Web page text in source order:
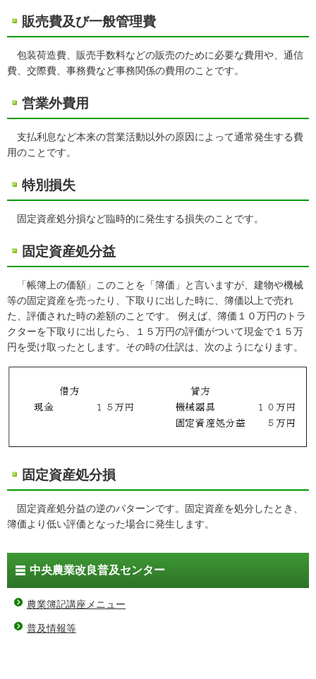
販売費及び一般管理費
包装荷造費、販売手数料などの販売のために必要な費用や、通信
費、交際費、事務費など事務関係の費用のことです。
営業外費用
支払利息など本来の営業活動以外の原因によって通常発生する費
用のことです。
特別損失
固定資産処分損など臨時的に発生する損失のことです。
固定資産処分益
「帳簿上の価額」このことを「簿価」と言いますが、建物や機械
等の固定資産を売ったり、下取りに出した時に、簿価以上で売れ
た、評価された時の差額のことです。 例えば、簿価１０万円のトラ
クターを下取りに出したら、１５万円の評価がついて現金で１５万
円を受け取ったとします。その時の仕訳は、次のようになります。
固定資産処分損
固定資産処分益の逆のパターンです。固定資産を処分したとき、
簿価より低い評価となった場合に発生します。
中央農業改良普及センター
農業簿記講座メニュー
普及情報等